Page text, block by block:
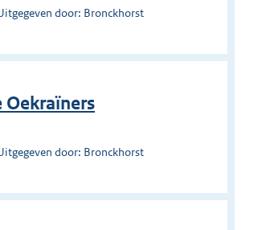
door: Bronckhorst
door: Bronckhorst